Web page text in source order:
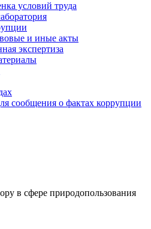
условий труда
и иные акты
экспертиза
сообщения о фактах коррупции
в сфере природопользования